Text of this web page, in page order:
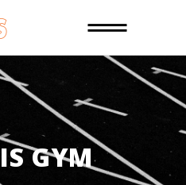
GYM